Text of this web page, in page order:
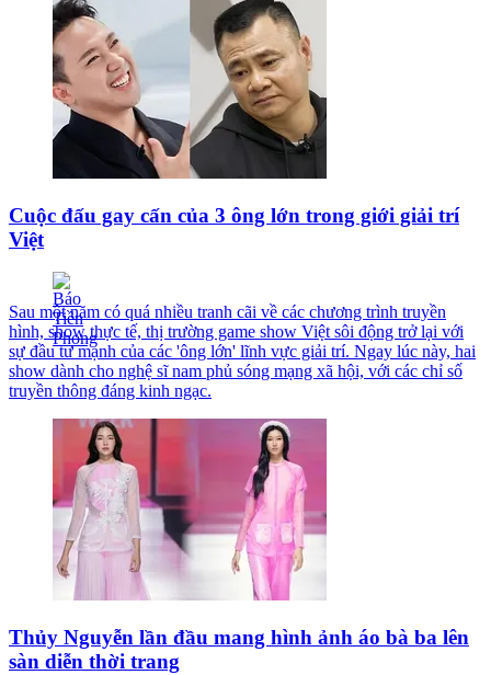
Cuộc đấu gay cấn của 3 ông lớn trong giới giải trí
Việt
Sau một năm có quá nhiều tranh cãi về các chương trình truyền
hình, show thực tế, thị trường game show Việt sôi động trở lại với
sự đầu tư mạnh của các 'ông lớn' lĩnh vực giải trí. Ngay lúc này, hai
show dành cho nghệ sĩ nam phủ sóng mạng xã hội, với các chỉ số
truyền thông đáng kinh ngạc.
Thủy Nguyễn lần đầu mang hình ảnh áo bà ba lên
sàn diễn thời trang